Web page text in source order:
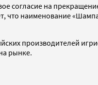
согласие на
что наименование
производителей
рынке.